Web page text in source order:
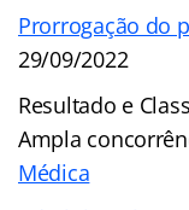
Prorrogação do
29/09/2022
Resultado e
Ampla
Médica